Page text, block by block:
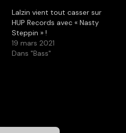
Lalzin vient tout casser sur
HUP Records avec « Nasty
Steppin » !
19 mars 2021
Dans "Bass"